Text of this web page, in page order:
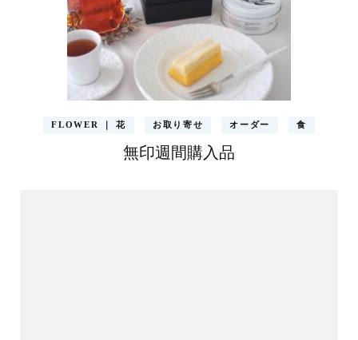
FLOWER ｜ 花 お取り寄せ オーダー 食
無印週間購入品